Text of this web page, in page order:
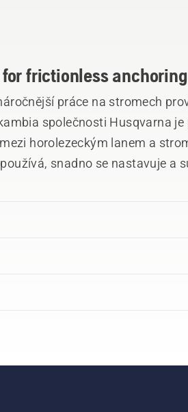
frictionless anchoring
práce na stromech
společnosti Husqvarna je
horolezeckým lanem a
snadno se nastavuje a